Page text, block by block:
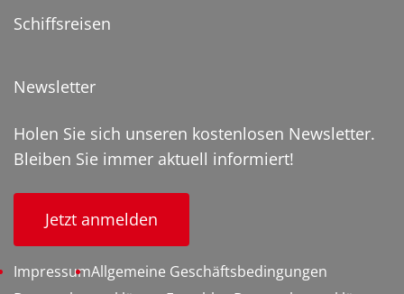
Schiffsreisen
Newsletter
Holen Sie sich unseren kostenlosen Newsletter.
Bleiben Sie immer aktuell informiert!
Jetzt anmelden
ImpressumAllgemeine Geschäftsbedingungen